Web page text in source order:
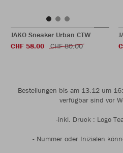
JAKO Sneaker Urban CTW
CHF 58.00
CHF 80.00
Bestellungen bis am 13.12 um
verfügbar sind vor
-inkl. Druck : Logo
- Nummer oder Inizialen